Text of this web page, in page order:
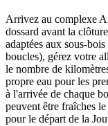
Arrivez au complexe
dossard avant la
adaptées aux sous-
boucles), gérez votre
le nombre de
propre eau pour les
à l'arrivée de chaque
peuvent être fraîches
pour le départ de la